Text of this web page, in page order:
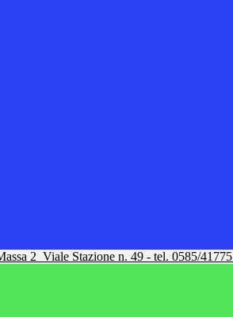
2 Viale Stazione n. 49 - tel. 0585/41775